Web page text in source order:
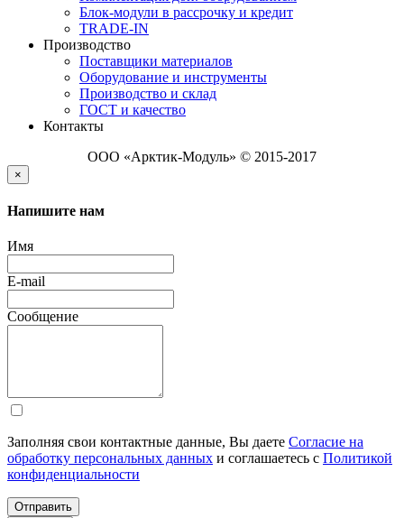
Блок-модули в рассрочку и кредит
TRADE-IN
Производство
Поставщики материалов
Оборудование и инструменты
Производство и склад
ГОСТ и качество
Контакты
ООО «Арктик-Модуль» © 2015-2017
×
Напишите нам
Имя
E-mail
Сообщение
Заполняя свои контактные данные, Вы даете Согласие на
обработку персональных данных и соглашаетесь с Политикой
конфиденциальности
Отправить